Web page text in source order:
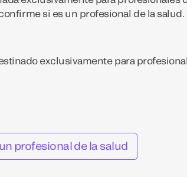
si es un profesional de la salud.
exclusivamente para
profesional de la salud